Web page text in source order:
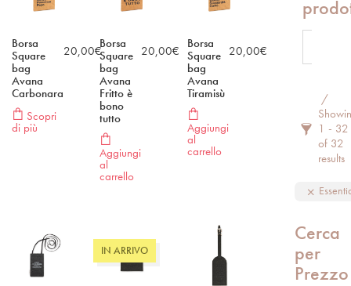
Borsa
Square
bag
Avana
Carbonara
Scopri
di più
20,00€Borsa
Square
bag
Avana
Fritto è
bono
tutto
Aggiungi
al
carrello
20,00€ Borsa
Square
bag
Avana
Tiramisù
Aggiungi
al
carrello
20,00€
IN ARRIVO
Filter
1 - 32
of 32
results
Cerca
per
Prezzo